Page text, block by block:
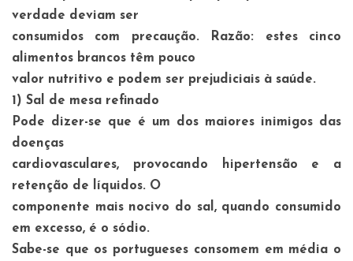
verdade deviam ser
consumidos com precaução. Razão: estes cinco
alimentos brancos têm pouco
valor nutritivo e podem ser prejudiciais à saúde.
1) Sal de mesa refinado
Pode dizer-se que é um dos maiores inimigos das
doenças
cardiovasculares, provocando hipertensão e a
retenção de líquidos. O
componente mais nocivo do sal, quando consumido
em excesso, é o sódio.
Sabe-se que os portugueses consomem em média o